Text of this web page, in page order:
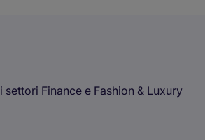
Finance e Fashion & Luxury